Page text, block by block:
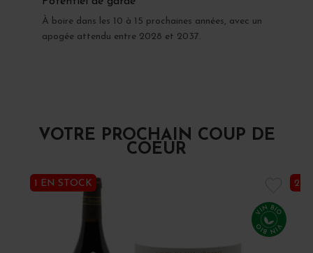
À boire dans les 10 à 15 prochaines années, avec un
apogée attendu entre 2028 et 2037.
VOTRE PROCHAIN COUP DE
COEUR
1 EN STOCK 2